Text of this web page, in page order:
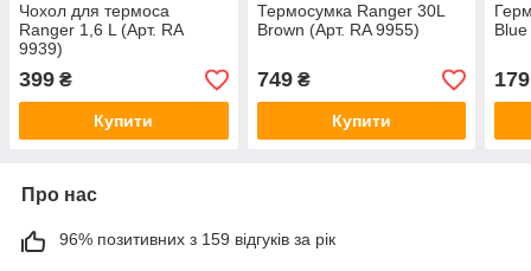
Чохол для термоса
Ranger 1,6 L (Арт. RA
9939)
399 ₴
Купити
Термосумка Ranger 30L
Brown (Арт. RA 9955)
749₴
Купити
179
Про нас
96% позитивних з 159 відгуків за рік